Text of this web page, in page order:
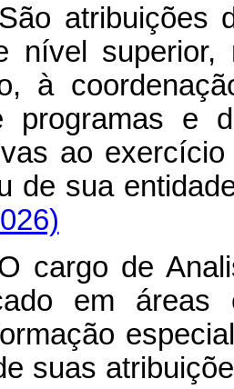
atribuições
nível superior,
à
programas e
ao
de sua
cargo de
em áreas
suas